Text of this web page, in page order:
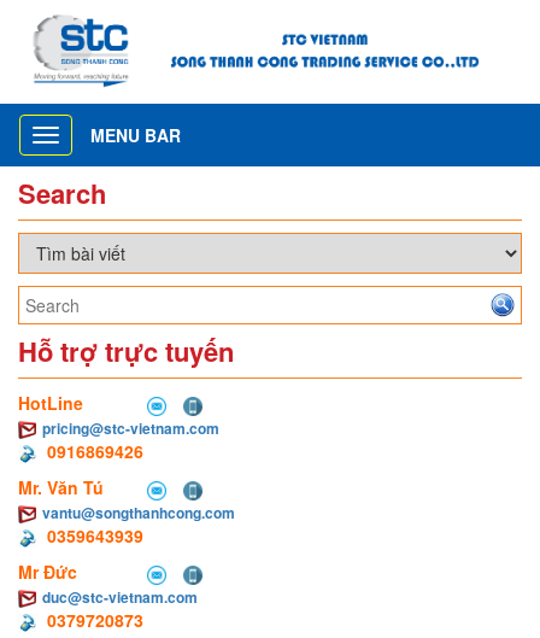
Toggle
navigation
MENU BAR
Search
Hỗ trợ trực tuyến
HotLine
pricing@stc-vietnam.com
0916869426
Mr. Văn Tú
vantu@songthanhcong.com
0359643939
Mr Đức
duc@stc-vietnam.com
0379720873